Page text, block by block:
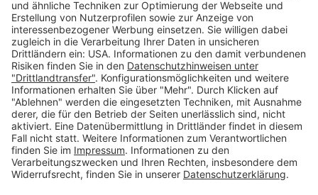
Kategorien
Betriebsorganisation (52)
Schlüsselorganisation (140)
Reifenorganisation (35)
Werkstattorganisation (166)
Preisauszeichnung und Preisdisplays (35)
Formulare KFZ und Werkstatt (34)
Kennzeichenhalter (49)
KFZ-Verkauf und KFZ-Präsentation (19)
Aussenwerbung (47)
Prospektpräsentation, Infosysteme (29)
Werbeartikel und Give-Aways (212)
SALES OFF (14)
Ausgezeichnet